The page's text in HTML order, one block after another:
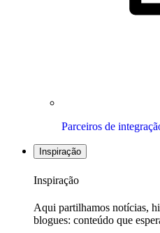
Parceiros de
Inspiração
Inspiração
Aqui partilhamos notícias,
blogues: conteúdo que